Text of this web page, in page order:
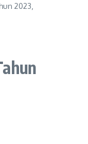
2023,